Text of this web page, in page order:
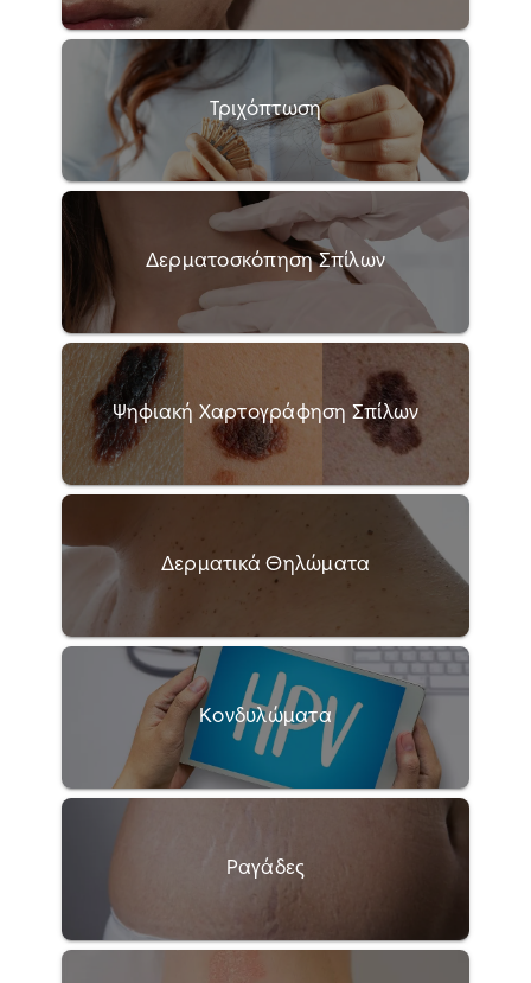
Τριχόπτωση
Δερματοσκόπηση Σπίλων
Ψηφιακή Χαρτογράφηση Σπίλων
Δερματικά Θηλώματα
Κονδυλώματα
Ραγάδες